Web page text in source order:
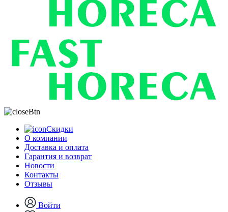
Скидки
О компании
Доставка и оплата
Гарантия и возврат
Новости
Контакты
Отзывы
Войти